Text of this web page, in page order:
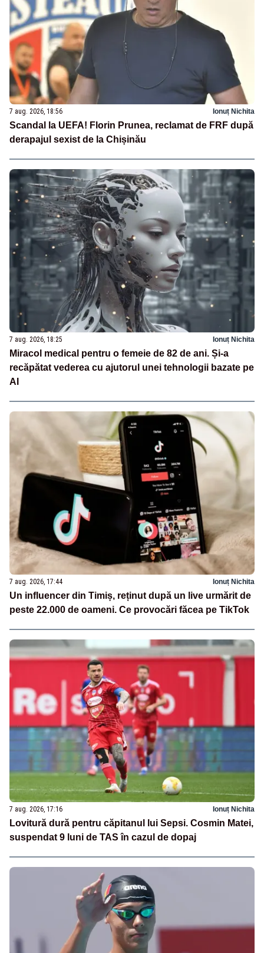
7 aug. 2026, 18:56 Ionuț Nichita
Scandal la UEFA! Florin Prunea, reclamat de FRF după
derapajul sexist de la Chișinău
7 aug. 2026, 18:25 Ionuț Nichita
Miracol medical pentru o femeie de 82 de ani. Și-a
recăpătat vederea cu ajutorul unei tehnologii bazate pe
AI
7 aug. 2026, 17:44 Ionuț Nichita
Un influencer din Timiș, reținut după un live urmărit de
peste 22.000 de oameni. Ce provocări făcea pe TikTok
7 aug. 2026, 17:16 Ionuț Nichita
Lovitură dură pentru căpitanul lui Sepsi. Cosmin Matei,
suspendat 9 luni de TAS în cazul de dopaj